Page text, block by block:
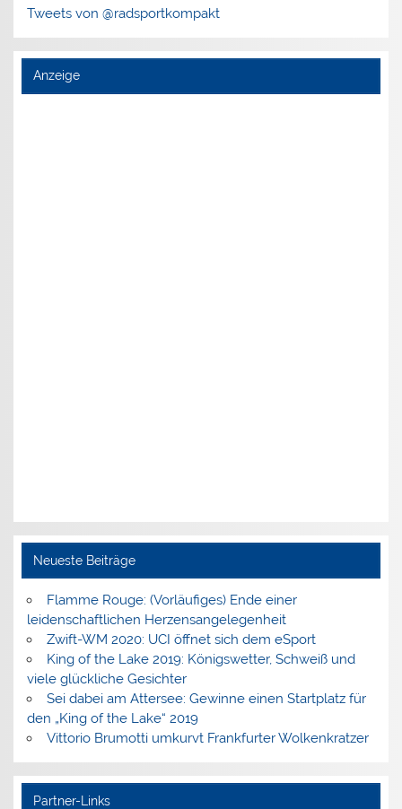
Tweets von @radsportkompakt
Anzeige
Neueste Beiträge
Flamme Rouge: (Vorläufiges) Ende einer
leidenschaftlichen Herzensangelegenheit
Zwift-WM 2020: UCI öffnet sich dem eSport
King of the Lake 2019: Königswetter, Schweiß und
viele glückliche Gesichter
Sei dabei am Attersee: Gewinne einen Startplatz für
den „King of the Lake“ 2019
Vittorio Brumotti umkurvt Frankfurter Wolkenkratzer
Partner-Links